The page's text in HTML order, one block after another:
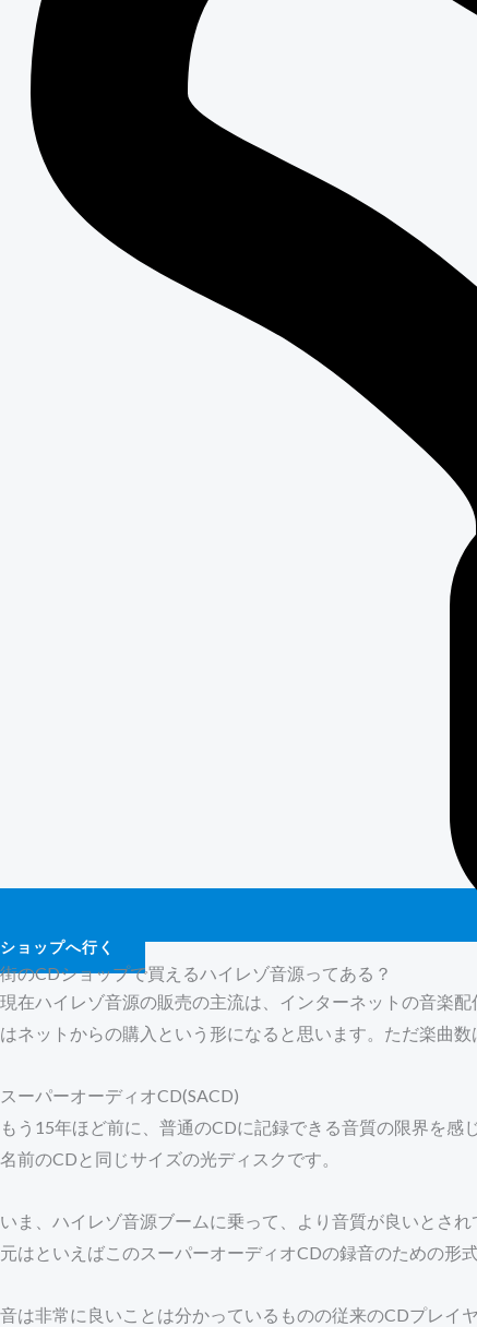
ショップへ行く
街のCDショップで買えるハイレゾ音源ってある？
現在ハイレゾ音源の販売の主流は、インターネットの音楽
はネットからの購入という形になると思います。ただ楽曲
スーパーオーディオCD(SACD)
もう15年ほど前に、普通のCDに記録できる音質の限界を
名前のCDと同じサイズの光ディスクです。
いま、ハイレゾ音源ブームに乗って、より音質が良いとさ
元はといえばこのスーパーオーディオCDの録音のための形式
音は非常に良いことは分かっているものの従来のCDプレイ